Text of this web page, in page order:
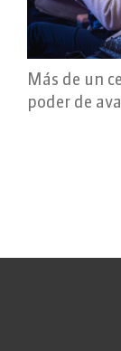
Más de un
poder de